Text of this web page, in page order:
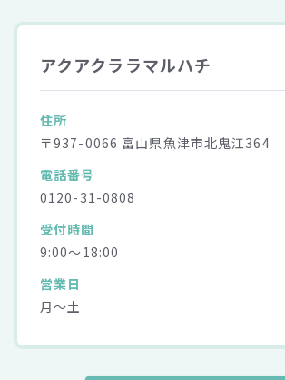
アクアクララマルハチ
住所
〒937-0066 富山県魚津市北鬼江364
電話番号
0120-31-0808
受付時間
9:00～18:00
営業日
月～土